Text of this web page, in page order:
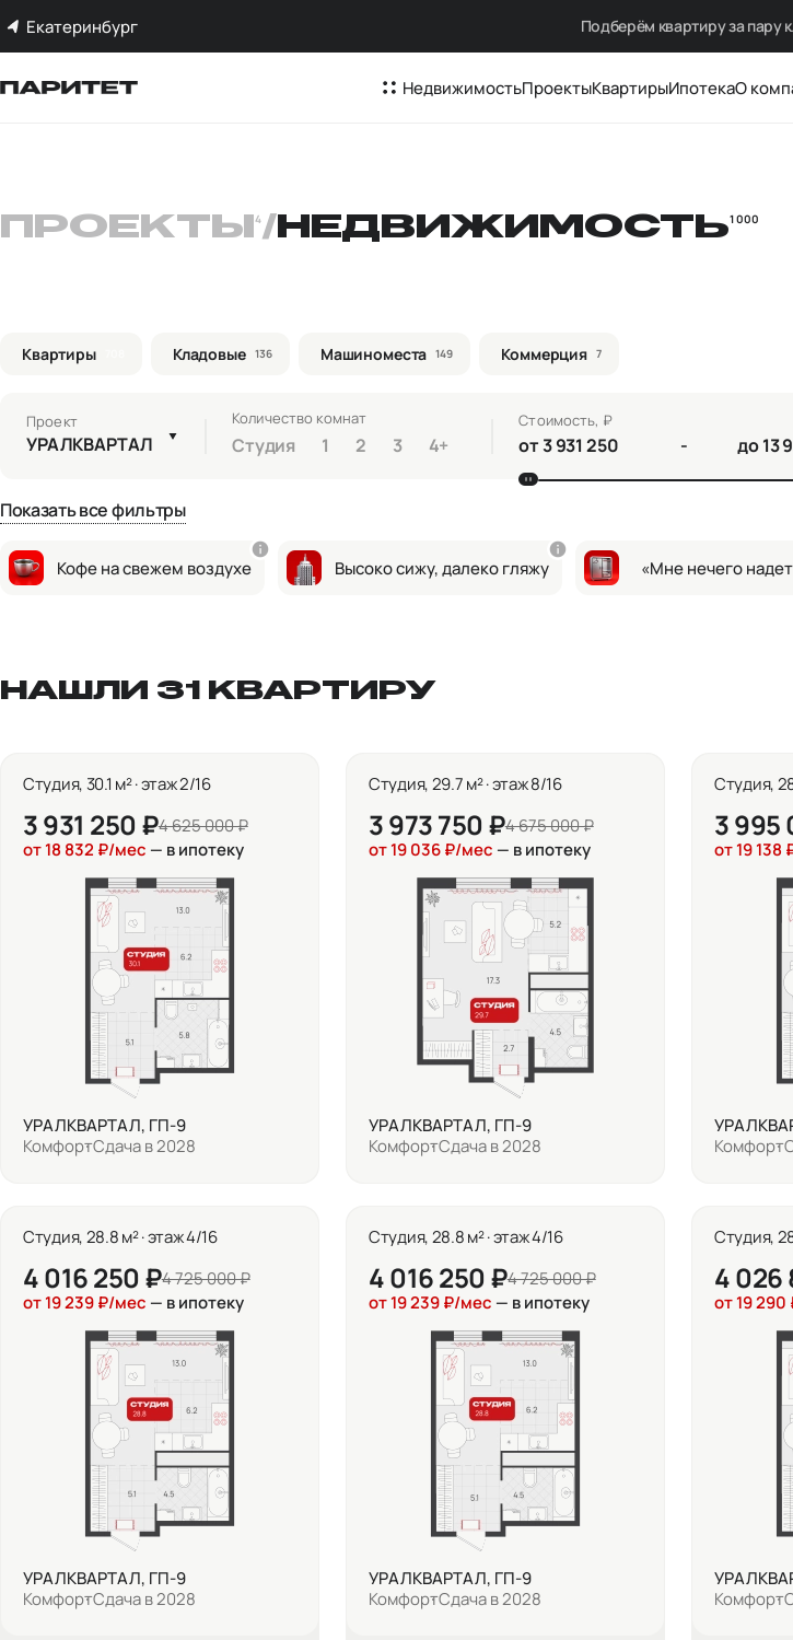
Екатеринбург Подберём квартиру за пару
НедвижимостьПроектыКвартирыИпотекаО
ПРОЕКТЫ 4/ НЕДВИЖИМОСТЬ1 000
Квартиры Кладовые 136 Машиноместа 149 Коммерция 7
Проект
УРАЛКВАРТАЛ
Количество комнат
Студия 1 2 3 4+
Стоимость, ₽
от - до
Показать все фильтры
Кофе на свежем воздухе Высоко сижу, далеко гляжу «Мне нечего
НАШЛИ 31 КВАРТИРУ
Студия, 30.1 м² · этаж 2/16
3 931 250 ₽4 625 000 ₽
от 18 832 ₽/мес — в ипотеку
УРАЛКВАРТАЛ, ГП-9
КомфортСдача в 2028
Студия, 29.7 м² · этаж 8/16
3 973 750 ₽4 675 000 ₽
от 19 036 ₽/мес — в ипотеку
УРАЛКВАРТАЛ, ГП-9
КомфортСдача в 2028
Студия,
3 995
от 19 138
Комфорт
Студия, 28.8 м² · этаж 4/16
4 016 250 ₽4 725 000 ₽
от 19 239 ₽/мес — в ипотеку
УРАЛКВАРТАЛ, ГП-9
КомфортСдача в 2028
Студия, 28.8 м² · этаж 4/16
4 016 250 ₽4 725 000 ₽
от 19 239 ₽/мес — в ипотеку
УРАЛКВАРТАЛ, ГП-9
КомфортСдача в 2028
Студия,
4 026
от 19
Комфорт